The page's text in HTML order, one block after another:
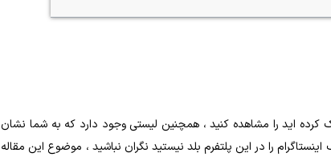
کرده اید را مشاهده کنید ، همچنین لیستی وجود دارد که به شما نشان
را در این پلتفرم بلد نیستید نگران نباشید ، موضوع این مقاله